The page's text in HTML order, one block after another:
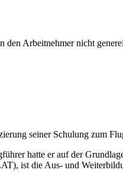
Arbeitnehmer nicht
seiner Schulung zum
hatte er auf der
ist die Aus- und